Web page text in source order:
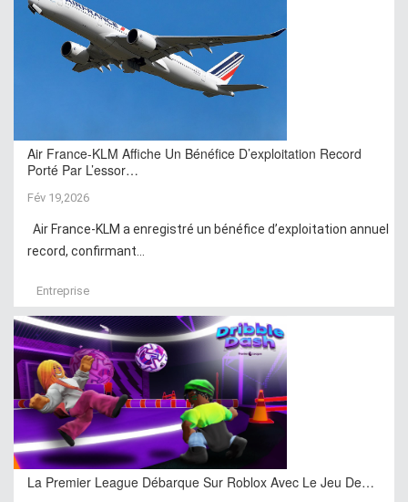
Air France-KLM Affiche Un Bénéfice D’exploitation Record
Porté Par L’essor…
Fév 19,2026
Air France-KLM a enregistré un bénéfice d’exploitation annuel
record, confirmant...
Entreprise
La Premier League Débarque Sur Roblox Avec Le Jeu De…